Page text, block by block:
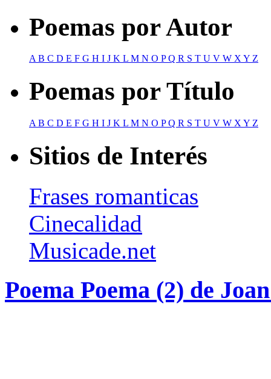
Poemas por Autor
AB C D E F G H I J K L M N O PQ R S T U V W XY Z
Poemas por Título
A B C D E F G H I J K L M N O PQ R S T U V W X Y Z
Sitios de Interés
Frases romanticas
Cinecalidad
Musicade.net
Poema Poema (2) de